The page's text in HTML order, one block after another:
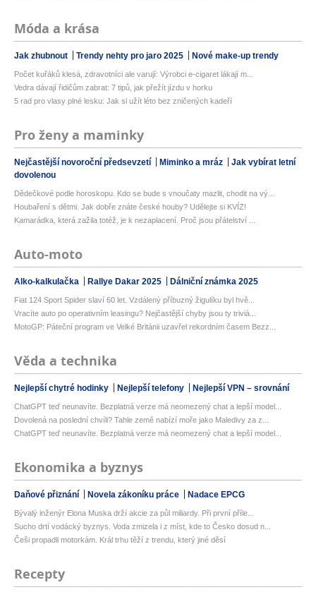
Móda a krása
Jak zhubnout Trendy nehty pro jaro 2025 Nové make-up trendy
Počet kuřáků klesá, zdravotníci ale varují: Výrobci e-cigaret lákají m...
Vedra dávají řidičům zabrat: 7 tipů, jak přežít jízdu v horku
5 rad pro vlasy plné lesku: Jak si užít léto bez zničených kadeří
Pro ženy a maminky
Nejčastější novoroční předsevzetí Miminko a mráz
Jak vybírat letní
dovolenou
Dědečkové podle horoskopu. Kdo se bude s vnoučaty mazlit, chodit na vý...
Houbaření s dětmi. Jak dobře znáte české houby? Udělejte si KVÍZ!
Kamarádka, která zažila totéž, je k nezaplacení. Proč jsou přátelství ...
Auto-moto
Alko-kalkulačka Rallye Dakar 2025 Dálniční známka 2025
Fiat 124 Sport Spider slaví 60 let. Vzdálený příbuzný žigulíku byl hvě...
Vracíte auto po operativním leasingu? Nejčastější chyby jsou ty triviá...
MotoGP: Páteční program ve Velké Británii uzavřel rekordním časem Bezz...
Věda a technika
Nejlepší chytré hodinky Nejlepší telefony Nejlepší VPN – srovnání
ChatGPT teď neunavíte. Bezplatná verze má neomezený chat a lepší model...
Dovolená na poslední chvíli? Tahle země nabízí moře jako Maledivy za z...
ChatGPT teď neunavíte. Bezplatná verze má neomezený chat a lepší model...
Ekonomika a byznys
Daňové přiznání Novela zákoníku práce Nadace EPCG
Bývalý inženýr Elona Muska drží akcie za půl miliardy. Při první příle...
Sucho drtí vodácký byznys. Voda zmizela i z míst, kde to Česko dosud n...
Češi propadli motorkám. Král trhu těží z trendu, který jiné děsí
Recepty